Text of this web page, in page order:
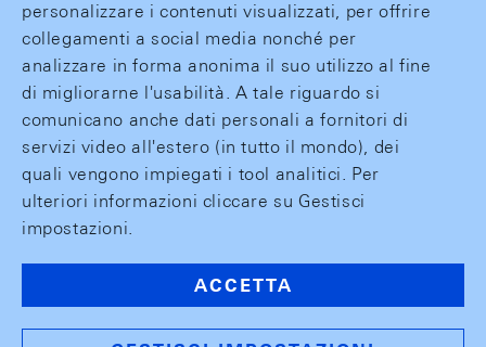
personalizzare i contenuti visualizzati, per offrire
collegamenti a social media nonché per
analizzare in forma anonima il suo utilizzo al fine
di migliorarne l'usabilità. A tale riguardo si
comunicano anche dati personali a fornitori di
servizi video all'estero (in tutto il mondo), dei
quali vengono impiegati i tool analitici. Per
ulteriori informazioni cliccare su Gestisci
impostazioni.
ACCETTA